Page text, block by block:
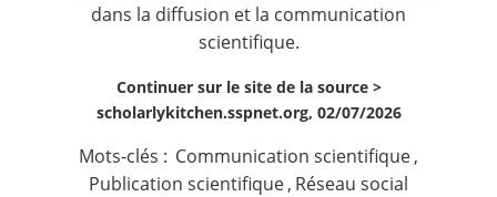
dans la diffusion et la communication
scientifique.
Continuer sur le site de la source >
scholarlykitchen.sspnet.org, 02/07/2026
Mots-clés : Communication scientifique,
Publication scientifique, Réseau social